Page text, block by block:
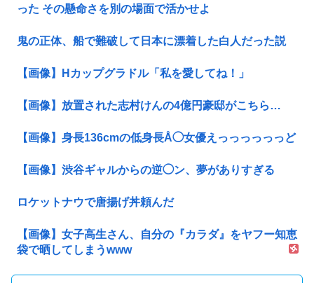
った その懸命さを別の場面で活かせよ
鬼の正体、船で難破して日本に漂着した白人だった説
【画像】Hカップグラドル「私を愛してね！」
【画像】放置された志村けんの4億円豪邸がこちら…
【画像】身長136cmの低身長Å◯女優えっっっっっっど
【画像】渋谷ギャルからの逆◯ン、夢がありすぎる
ロケットナウで唐揚げ丼頼んだ
【画像】女子高生さん、自分の『カラダ』をヤフー知恵
袋で晒してしまうwww